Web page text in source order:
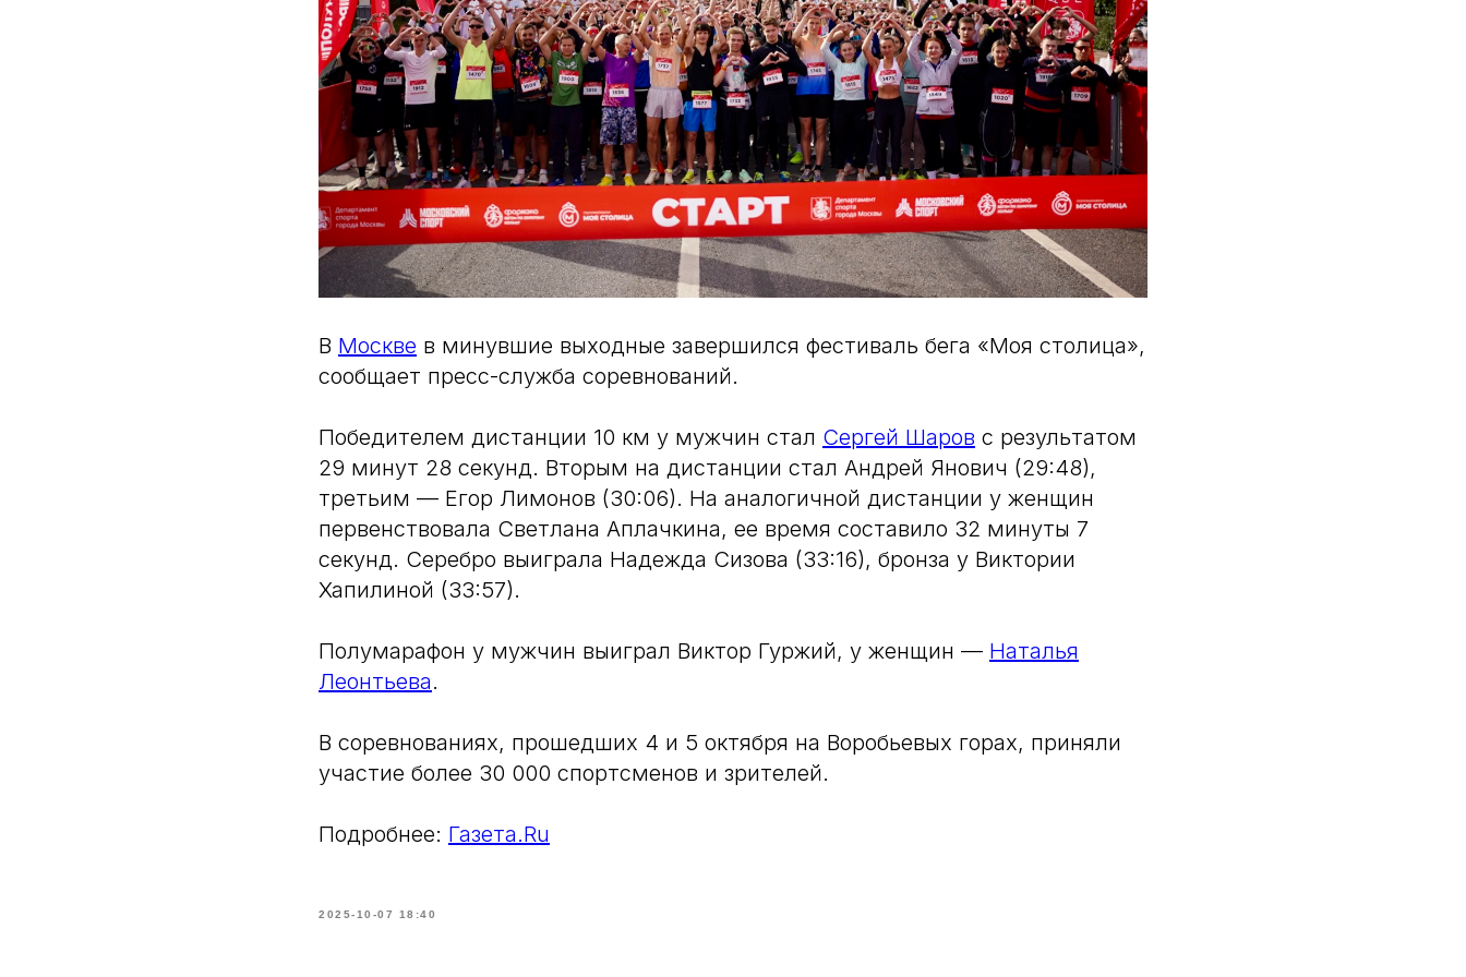
В Москве в минувшие выходные завершился фестиваль бега «Моя столица»,
сообщает пресс-служба соревнований.
Победителем дистанции 10 км у мужчин стал Сергей Шаров с результатом
29 минут 28 секунд. Вторым на дистанции стал Андрей Янович (29:48),
третьим — Егор Лимонов (30:06). На аналогичной дистанции у женщин
первенствовала Светлана Аплачкина, ее время составило 32 минуты 7
секунд. Серебро выиграла Надежда Сизова (33:16), бронза у Виктории
Хапилиной (33:57).
Полумарафон у мужчин выиграл Виктор Гуржий, у женщин — Наталья
Леонтьева.
В соревнованиях, прошедших 4 и 5 октября на Воробьевых горах, приняли
участие более 30 000 спортсменов и зрителей.
Подробнее: Газета.Ru
2025-10-07 18:40